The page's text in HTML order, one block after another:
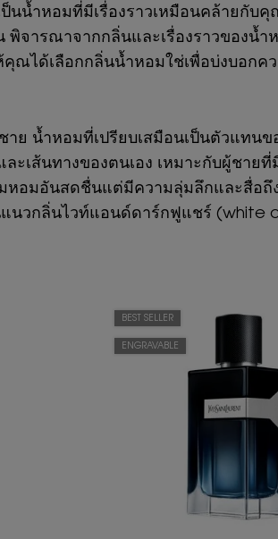
นน้ำหอมที่มีเรื่องราวเหมือนคล้ายกับ
จารณาจากกลิ่นและเรื่องราวของน้
คุณได้เลือกกลิ่นน้ำหอมใช่เพื่อบ่งบอกค
ย น้ำหอมที่เปรียบเสมือนเป็นตัวแทน
ะเส้นทางของตนเอง เหมาะกับผู้ชา
มหอมอันสดชื่นแต่มีความลุ่มลึกและสื่
แนวกลิ่นไวท์แอนด์ดาร์กฟูแชร์
BEST SELLER
ENGRAVABLE